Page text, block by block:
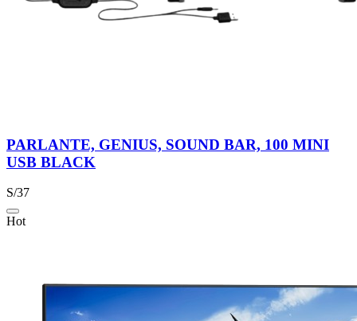
PARLANTE, GENIUS, SOUND BAR, 100 MINI
USB BLACK
S/37
Hot